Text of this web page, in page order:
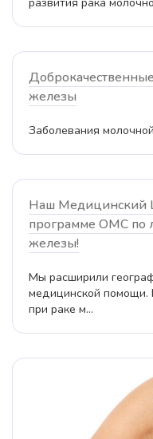
железы
Заболевания
Наш Медицинский
программе ОМС по
железы!
Мы расширили
медицинской помощи.
при раке м...